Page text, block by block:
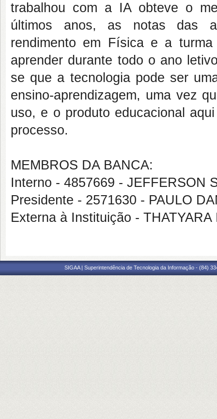
trabalhou com a IA obteve o
últimos anos, as notas das
rendimento em Física e a
aprender durante todo o ano
se que a tecnologia pode ser
ensino-aprendizagem, uma vez
uso, e o produto educacional
processo.
MEMBROS DA BANCA:
Interno - 4857669 - JEFFERSON
Presidente - 2571630 - PAULO
Externa à Instituição -
SIGAA | Superintendência de Tecnologia da Informação - (84)